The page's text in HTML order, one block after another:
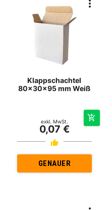
Klappschachtel
80x30x95 mm Weiß
exkl. MwSt.
0,07 €
GENAUER